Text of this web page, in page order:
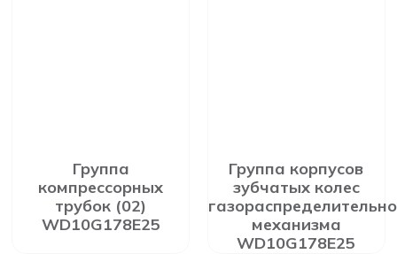
Группа
компрессорных
трубок (02)
WD10G178E25
Группа корпусов
зубчатых колес
механизма
WD10G178E25